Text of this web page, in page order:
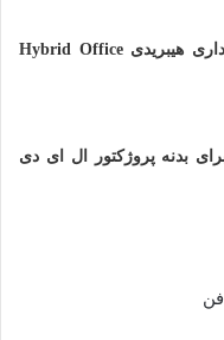
آینده مبلمان اداری هیبریدی Hybrid Office
بدنه پروژکتور ال ای دی